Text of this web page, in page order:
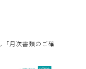
「月次書類のご確